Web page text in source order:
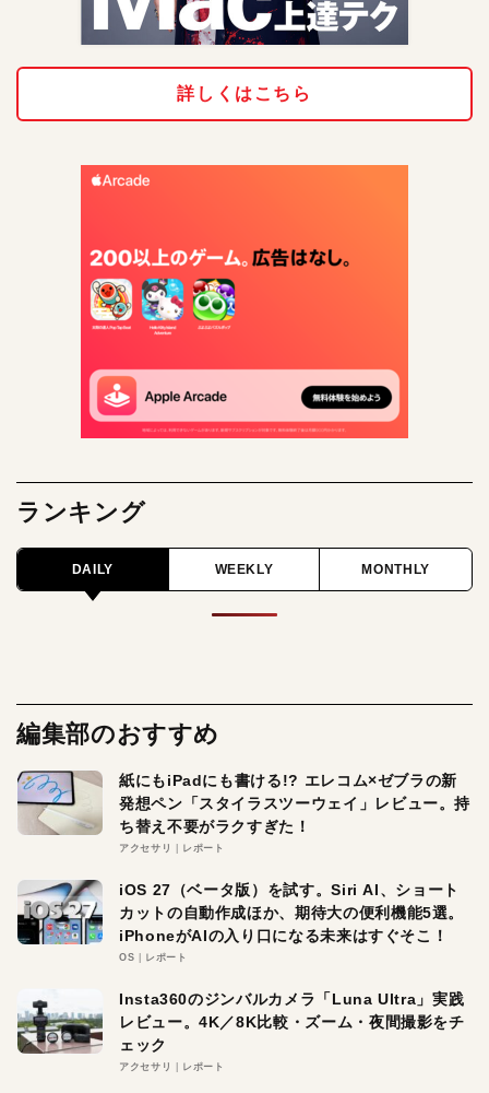
詳しくはこちら
ランキング
DAILY WEEKLY MONTHLY
編集部のおすすめ
紙にもiPadにも書ける!? エレコム×ゼブラの新
発想ペン「スタイラスツーウェイ」レビュー。持
ち替え不要がラクすぎた！
アクセサリ レポート
iOS 27（ベータ版）を試す。Siri AI、ショート
カットの自動作成ほか、期待大の便利機能5選。
iPhoneがAIの入り口になる未来はすぐそこ！
OS レポート
Insta360のジンバルカメラ「Luna Ultra」実践
レビュー。4K／8K比較・ズーム・夜間撮影をチ
ェック
アクセサリ レポート